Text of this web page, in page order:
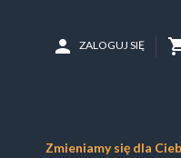
person ZALOGUJ SIĘ
się dla Ciebie–